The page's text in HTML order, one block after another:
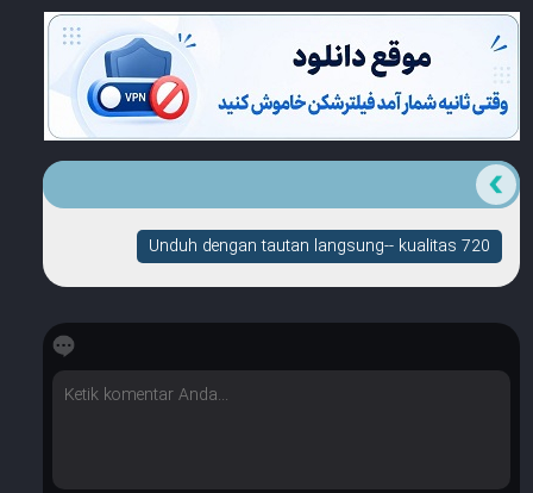
Unduh dengan tautan langsung-- kualitas 720
Berapa banyak bintang yang dimilikinya?